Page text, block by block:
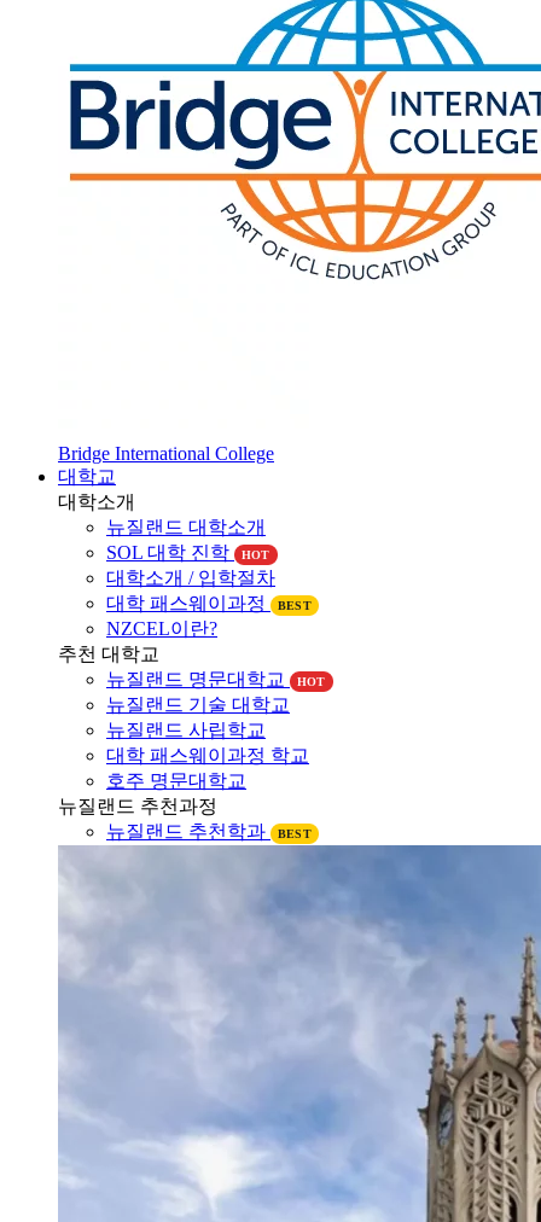
대학교
대학소개
뉴질랜드 대학소개
SOL 대학 진학
HOT
대학소개 / 입학절차
대학 패스웨이과정
NZCEL이란?
추천 대학교
뉴질랜드 명문대학교
뉴질랜드 기술 대학교
뉴질랜드 사립학교
대학 패스웨이과정 학교
호주 명문대학교
뉴질랜드 추천과정
뉴질랜드 추천학과